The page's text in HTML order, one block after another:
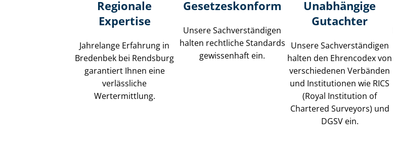
Regionale
Expertise
Jahrelange Erfahrung in
Bredenbek bei Rendsburg
garantiert Ihnen eine
verlässliche
Wertermittlung.
Gesetzes­konform
Unsere Sach­ver­stän­di­gen
halten rechtliche Standards
gewissenhaft ein.
Unabhängige
Gutachter
Unsere Sach­ver­stän­di­gen
halten den Ehrencodex von
verschiedenen Verbänden
und Institutionen wie RICS
(Royal Institution of
Chartered Surveyors) und
DGSV ein.